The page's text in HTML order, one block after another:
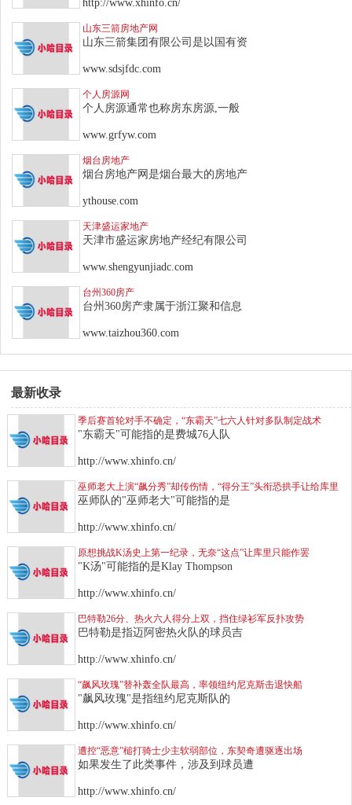
http://www.xhinfo.cn/
山东三箭房地产网
山东三箭集团有限公司是以国有资
www.sdsjfdc.com
个人房源网
个人房源通常也称房东房源,一般
www.grfyw.com
烟台房地产
烟台房地产网是烟台最大的房地产
ythouse.com
天津盛运家地产
天津市盛运家房地产经纪有限公司
www.shengyunjiadc.com
台州360房产
台州360房产隶属于浙江聚和信息
www.taizhou360.com
最新收录
季后赛首轮对手不确定，“东霸天”七六人针对多队制定战术
"东霸天"可能指的是费城76人队
http://www.xhinfo.cn/
巫师老大上演“飙分秀”却传伤情，“得分王”头衔恐拱手让给库里
巫师队的"巫师老大"可能指的是
http://www.xhinfo.cn/
原想挑战K汤史上第一纪录，无奈“这点”让库里只能作罢
"K汤"可能指的是Klay Thompson
http://www.xhinfo.cn/
巴特勒26分、热火六人得分上双，挡住绿衫军反扑攻势
巴特勒是指迈阿密热火队的球员吉
http://www.xhinfo.cn/
“飙风玫瑰”替补轰全队最高，率领纽约尼克斯击退快船
"飙风玫瑰"是指纽约尼克斯队的
http://www.xhinfo.cn/
遭控“恶意”槌打骑士少主软弱部位，东契奇遭驱逐出场
如果发生了此类事件，涉及到球员遭
http://www.xhinfo.cn/